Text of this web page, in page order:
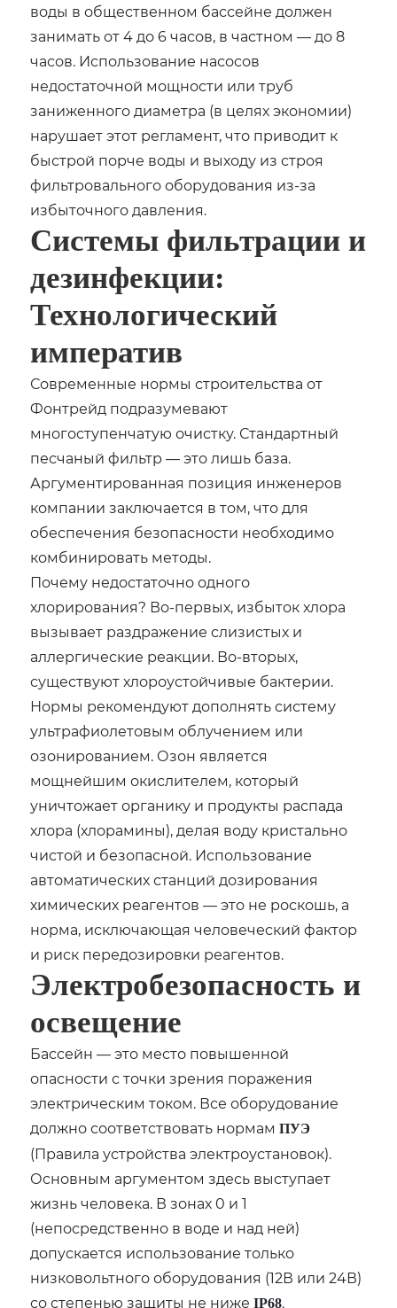
воды в общественном бассейне должен
занимать от 4 до 6 часов, в частном — до 8
часов. Использование насосов
недостаточной мощности или труб
заниженного диаметра (в целях экономии)
нарушает этот регламент, что приводит к
быстрой порче воды и выходу из строя
фильтровального оборудования из-за
избыточного давления.
Системы фильтрации и
дезинфекции:
Технологический
императив
Современные нормы строительства от
Фонтрейд подразумевают
многоступенчатую очистку. Стандартный
песчаный фильтр — это лишь база.
Аргументированная позиция инженеров
компании заключается в том, что для
обеспечения безопасности необходимо
комбинировать методы.
Почему недостаточно одного
хлорирования? Во-первых, избыток хлора
вызывает раздражение слизистых и
аллергические реакции. Во-вторых,
существуют хлороустойчивые бактерии.
Нормы рекомендуют дополнять систему
ультрафиолетовым облучением или
озонированием. Озон является
мощнейшим окислителем, который
уничтожает органику и продукты распада
хлора (хлорамины), делая воду кристально
чистой и безопасной. Использование
автоматических станций дозирования
химических реагентов — это не роскошь, а
норма, исключающая человеческий фактор
и риск передозировки реагентов.
Электробезопасность и
освещение
Бассейн — это место повышенной
опасности с точки зрения поражения
электрическим током. Все оборудование
должно соответствовать нормамПУЭ
(Правила устройства электроустановок).
Основным аргументом здесь выступает
жизнь человека. В зонах 0 и 1
(непосредственно в воде и над ней)
допускается использование только
низковольтного оборудования (12В или 24В)
со степенью защиты не нижеIP68.